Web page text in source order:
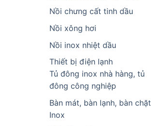
Nồi chưng cất tinh dầu
Nồi xông hơi
Nồi inox nhiệt dầu
Thiết bị điện lạnh
Tủ đông inox nhà hàng, tủ
đông công nghiệp
Bàn mát, bàn lạnh, bàn chặt
Inox